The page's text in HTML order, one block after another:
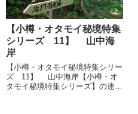
【小樽・オタモイ秘境特集
シリーズ 11】 山中海
岸
【小樽・オタモイ秘境特集シリー
ズ 11】 山中海岸【小樽・オ
タモイ秘境特集シリーズ】の連載